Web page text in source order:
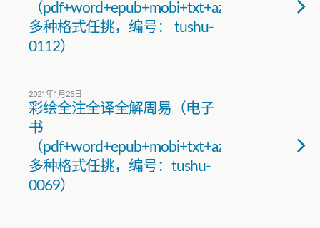
（pdf+word+epub+mobi+txt+azw3）
多种格式任挑，编号： tushu-
0112）
2021年1月25日
彩绘全注全译全解周易（电子
书
（pdf+word+epub+mobi+txt+azw3）
多种格式任挑，编号：tushu-
0069）